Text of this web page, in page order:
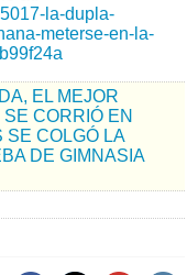
la-dupla-
meterse-en-la-
EL MEJOR
CORRIÓ EN
SE COLGÓ LA
DE GIMNASIA